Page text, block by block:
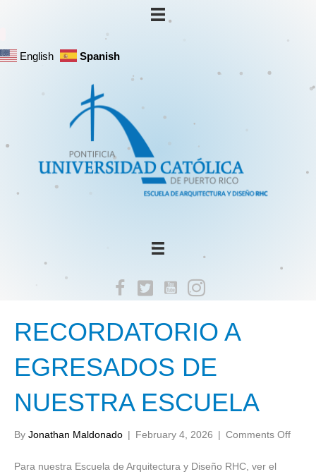
English Spanish
RECORDATORIO A
EGRESADOS DE
NUESTRA ESCUELA
By Jonathan Maldonado | February 4, 2026 | Comments Offon
Para nuestra Escuela de Arquitectura y Diseño RHC, ver el